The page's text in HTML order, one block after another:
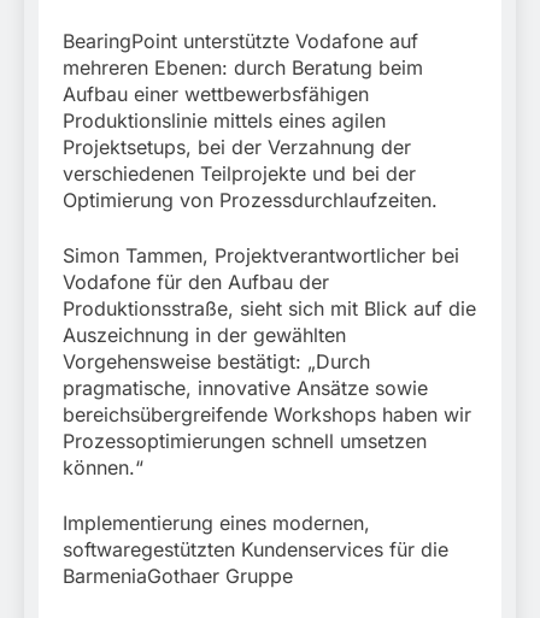
BearingPoint unterstützte Vodafone auf
mehreren Ebenen: durch Beratung beim
Aufbau einer wettbewerbsfähigen
Produktionslinie mittels eines agilen
Projektsetups, bei der Verzahnung der
verschiedenen Teilprojekte und bei der
Optimierung von Prozessdurchlaufzeiten.
Simon Tammen, Projektverantwortlicher bei
Vodafone für den Aufbau der
Produktionsstraße, sieht sich mit Blick auf die
Auszeichnung in der gewählten
Vorgehensweise bestätigt: „Durch
pragmatische, innovative Ansätze sowie
bereichsübergreifende Workshops haben wir
Prozessoptimierungen schnell umsetzen
können.“
Implementierung eines modernen,
softwaregestützten Kundenservices für die
BarmeniaGothaer Gruppe